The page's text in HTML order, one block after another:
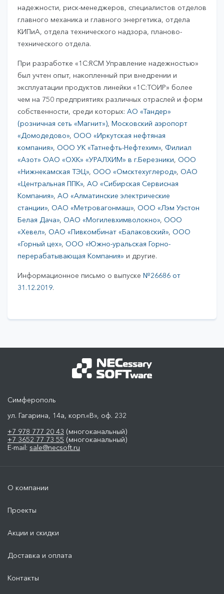
надежности, риск-менеджеров, специалистов отделов
главного механика и главного энергетика, отдела
КИПиА, отдела технического надзора, планово-
технического отдела.
При разработке «1С:RCM Управление надежностью»
был учтен опыт, накопленный при внедрении и
эксплуатации продуктов линейки «1С:ТОИР» более
чем на 750 предприятиях различных отраслей и форм
собственности, среди которых: АО «Тандер»
(розничная сеть «Магнит»), Московский аэропорт
«Домодедово», ООО «Иркутская нефтяная
компания», ООО УК «Татнефть-Нефтехим», Филиал
«Азот» ОАО «ОХК» «УРАЛХИМ» в г.Березники, ООО
«Нижнекамская ТЭЦ», ООО «Омсктехуглерод», ОАО
«Центральная ППК», АО «Сибирская Сервисная
Компания», АО «Алматинские электрические
станции», ОАО «Метровагонмаш», ООО «Лэм Уэстон
Белая Дача», ОАО «Могилевхимволокно», ООО
«Хевел», ОАО «Пивкомбинат «Балаковский», ООО
«Горный цех», ООО «Южно-уральская Горно-
перерабатывающая Компания» и другие.
Информационное письмо о выпуске №26686 от
31.12.2019.
Симферополь
ул. Гагарина, 14а, корп.«В», оф. 232
+7 978 777 20 43 (многоканальный)
+7 3652 77 73 55 (многоканальный)
E-mail: sale@necsoft.ru
О компании
Проекты
Акции и скидки
Доставка и оплата
Контакты